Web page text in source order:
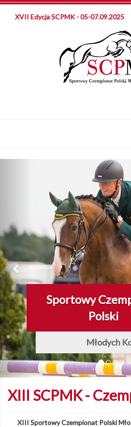
XVII Edycja SCPMK - 05-07.09.2025
Sportowy
Polski
Młodych
XIII SCPMK -
XIII Sportowy Czempionat Polski